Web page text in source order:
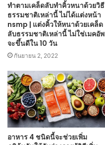
ทำตามเคล็ดลับทำคิ้วหนาด้วยวิธี
ธรรมชาติเหล่านี้ ไม่ได้แต่งหน้า
nsmp | แต่งคิ้วให้หนาด้วยเคล็ด
ลับธรรมชาติเหล่านี้ ไม่ใช่เมคอัพ
จะขึ้นดีใน 10 วัน
กันยายน 2, 2022
อาหาร 4 ชนิดนี้จะช่วยเพิ่ม